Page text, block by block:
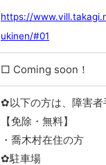
https://
ukinen/#01
□ Coming soon！
✿以下の方は、障害者
【免除・無料】
・喬木村在住の方
✿駐車場